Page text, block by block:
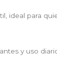
ideal para
y uso